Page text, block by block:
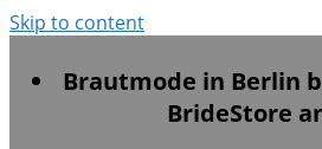
Skip to content
Brautmode in Berlin
BrideStore